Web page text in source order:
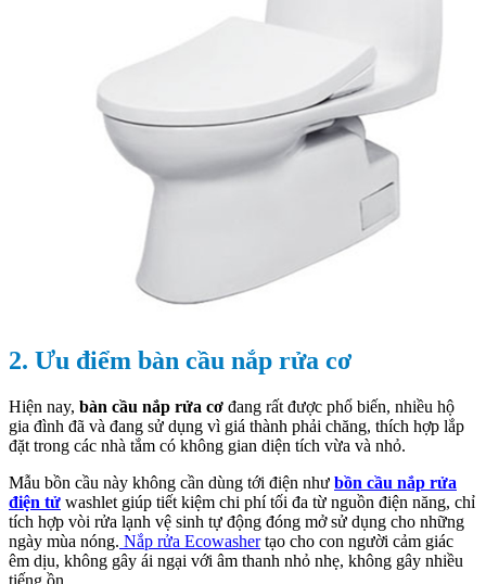
2. Ưu điểm bàn cầu nắp rửa cơ
Hiện nay, bàn cầu nắp rửa cơ đang rất được phổ biến, nhiều hộ
gia đình đã và đang sử dụng vì giá thành phải chăng, thích hợp lắp
đặt trong các nhà tắm có không gian diện tích vừa và nhỏ.
Mẫu bồn cầu này không cần dùng tới điện như bồn cầu nắp rửa
điện tử washlet giúp tiết kiệm chi phí tối đa từ nguồn điện năng, chỉ
tích hợp vòi rửa lạnh vệ sinh tự động đóng mở sử dụng cho những
ngày mùa nóng. Nắp rửa Ecowashertạo cho con người cảm giác
êm dịu, không gây ái ngại với âm thanh nhỏ nhẹ, không gây nhiều
tiếng ồn.